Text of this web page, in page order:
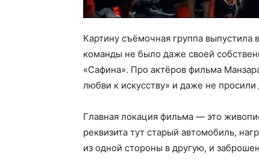
Картину съёмочная группа выпустила
команды не было даже своей
«Сафина». Про актёров фильма
любви к искусству» и даже не просили
Главная локация фильма — это
реквизита тут старый автомобиль,
из одной стороны в другую, и